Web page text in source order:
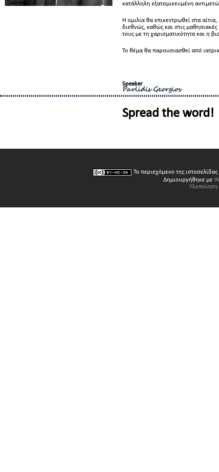
κατάλληλη εξατομικευμένη
Η ομιλία θα επικεντρωθεί στα
διεθνώς, καθώς και στις
τους με τη χαρισματικότητα και η
Το θέμα θα παρουσιασθεί από
Speaker
Pavlidis Georgios
Spread the word!
Το περιεχόμενο της ιστοσελίδας
Δημιουργήθηκε με
Υλοποίηση